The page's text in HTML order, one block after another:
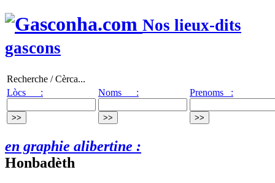
Nos lieux-dits
gascons
Recherche / Cèrca...
Lòcs :
Noms : Prenoms :
en graphie alibertine :
Honbadèth